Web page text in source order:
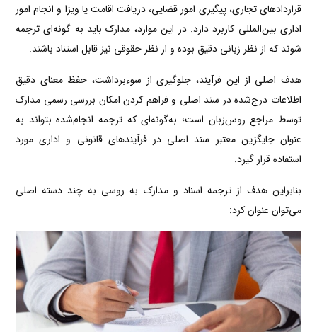
قراردادهای تجاری، پیگیری امور قضایی، دریافت اقامت یا ویزا و انجام امور
اداری بین‌المللی کاربرد دارد. در این موارد، مدارک باید به گونه‌ای ترجمه
شوند که از نظر زبانی دقیق بوده و از نظر حقوقی نیز قابل استناد باشند.
هدف اصلی از این فرآیند، جلوگیری از سوءبرداشت، حفظ معنای دقیق
اطلاعات درج‌شده در سند اصلی و فراهم کردن امکان بررسی رسمی مدارک
توسط مراجع روس‌زبان است؛ به‌گونه‌ای که ترجمه انجام‌شده بتواند به
عنوان جایگزین معتبر سند اصلی در فرآیندهای قانونی و اداری مورد
استفاده قرار گیرد.
بنابراین هدف از ترجمه اسناد و مدارک به روسی به چند دسته اصلی
می‌توان عنوان کرد: